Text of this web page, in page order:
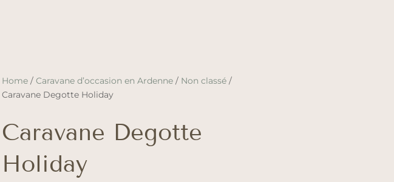
Home/ Caravane d’occasion en Ardenne/ Non classé/
Caravane Degotte Holiday
Caravane Degotte
Holiday